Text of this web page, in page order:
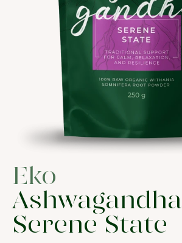
Eko
Ashwagandha
Serene State